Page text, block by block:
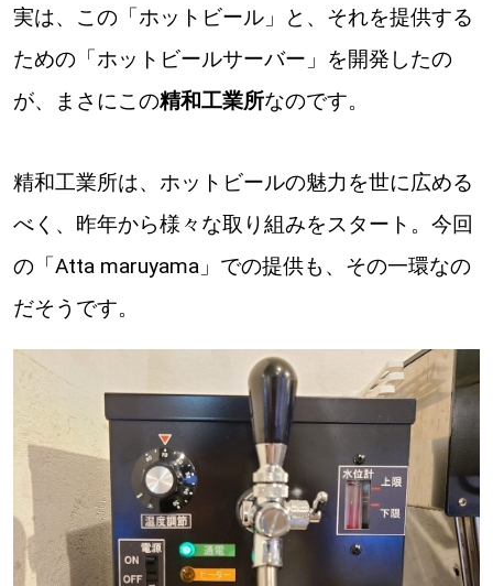
実は、この「ホットビール」と、それを提供する
ための「ホットビールサーバー」を開発したの
が、まさにこの精和工業所なのです。
精和工業所は、ホットビールの魅力を世に広める
べく、昨年から様々な取り組みをスタート。今回
の「Atta maruyama」での提供も、その一環なの
だそうです。